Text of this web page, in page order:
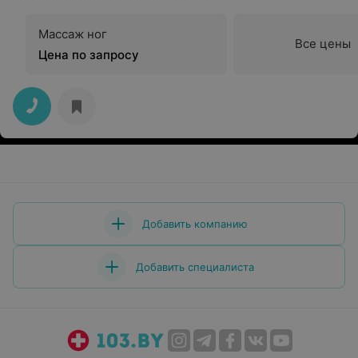
Массаж ног
Цена по запросу
Все цены
Добавить компанию
Добавить специалиста